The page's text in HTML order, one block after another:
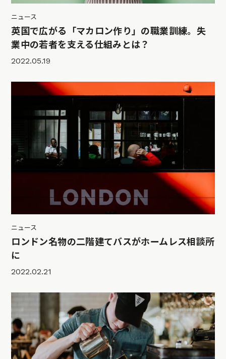
ニュース
英国で広がる「マカロン作り」の職業訓練。失
業中の若者を支える仕組みとは？
2022.05.19
ニュース
ロンドン名物の二階建てバスがホームレス相談所
に
2022.02.21